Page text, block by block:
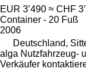
EUR 3’490 ≈ CHF
Container - 20 Fuß
2006
Deutschland,
alga Nutzfahrzeug-
Verkäufer